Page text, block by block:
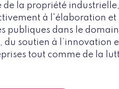
la propriété industrielle,
à l'élaboration et
publiques dans le
soutien à l’innovation
tout comme de la